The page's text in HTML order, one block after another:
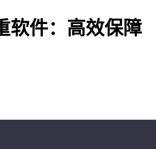
软件：高效保障